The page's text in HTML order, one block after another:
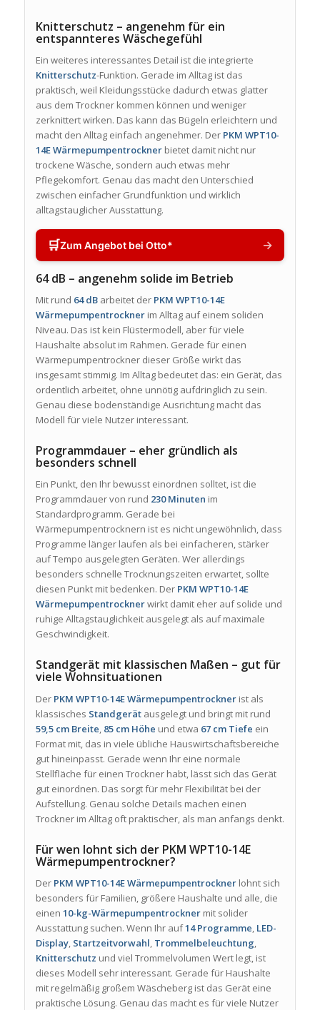
Knitterschutz – angenehm für ein
entspannteres Wäschegefühl
Ein weiteres interessantes Detail ist die integrierte
Knitterschutz-Funktion. Gerade im Alltag ist das
praktisch, weil Kleidungsstücke dadurch etwas glatter
aus dem Trockner kommen können und weniger
zerknittert wirken. Das kann das Bügeln erleichtern und
macht den Alltag einfach angenehmer. Der PKM WPT10-
14E Wärmepumpentrocknerbietet damit nicht nur
trockene Wäsche, sondern auch etwas mehr
Pflegekomfort. Genau das macht den Unterschied
zwischen einfacher Grundfunktion und wirklich
alltagstauglicher Ausstattung.
🛒Zum Angebot bei Otto* →
64 dB – angenehm solide im Betrieb
Mit rund 64 dBarbeitet der PKM WPT10-14E
Wärmepumpentrocknerim Alltag auf einem soliden
Niveau. Das ist kein Flüstermodell, aber für viele
Haushalte absolut im Rahmen. Gerade für einen
Wärmepumpentrockner dieser Größe wirkt das
insgesamt stimmig. Im Alltag bedeutet das: ein Gerät, das
ordentlich arbeitet, ohne unnötig aufdringlich zu sein.
Genau diese bodenständige Ausrichtung macht das
Modell für viele Nutzer interessant.
Programmdauer – eher gründlich als
besonders schnell
Ein Punkt, den Ihr bewusst einordnen solltet, ist die
Programmdauer von rund 230 Minuten im
Standardprogramm. Gerade bei
Wärmepumpentrocknern ist es nicht ungewöhnlich, dass
Programme länger laufen als bei einfacheren, stärker
auf Tempo ausgelegten Geräten. Wer allerdings
besonders schnelle Trocknungszeiten erwartet, sollte
diesen Punkt mit bedenken. Der PKM WPT10-14E
Wärmepumpentrocknerwirkt damit eher auf solide und
ruhige Alltagstauglichkeit ausgelegt als auf maximale
Geschwindigkeit.
Standgerät mit klassischen Maßen – gut für
viele Wohnsituationen
Der PKM WPT10-14E Wärmepumpentrocknerist als
klassisches Standgerätausgelegt und bringt mit rund
59,5 cm Breite 85 cm Höhe und etwa 67 cm Tiefe ein
Format mit, das in viele übliche Hauswirtschaftsbereiche
gut hineinpasst. Gerade wenn Ihr eine normale
Stellfläche für einen Trockner habt, lässt sich das Gerät
gut einordnen. Das sorgt für mehr Flexibilität bei der
Aufstellung. Genau solche Details machen einen
Trockner im Alltag oft praktischer, als man anfangs denkt.
Für wen lohnt sich der PKM WPT10-14E
Wärmepumpentrockner?
Der PKM WPT10-14E Wärmepumpentrocknerlohnt sich
besonders für Familien, größere Haushalte und alle, die
einen 10-kg-Wärmepumpentrocknermit solider
Ausstattung suchen. Wenn Ihr auf14 Programme LED-
Display, Startzeitvorwahl Trommelbeleuchtung
Knitterschutz und viel Trommelvolumen Wert legt, ist
dieses Modell sehr interessant. Gerade für Haushalte
mit regelmäßig großem Wäscheberg ist das Gerät eine
praktische Lösung. Genau das macht es für viele Nutzer